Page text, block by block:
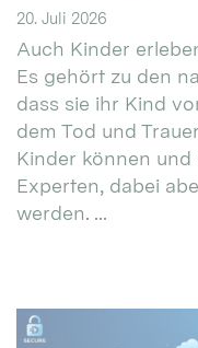
20. Juli 2026
Auch Kinder
Es gehört zu den
dass sie ihr Kind
dem Tod und
Kinder können und
Experten, dabei
werden. ...